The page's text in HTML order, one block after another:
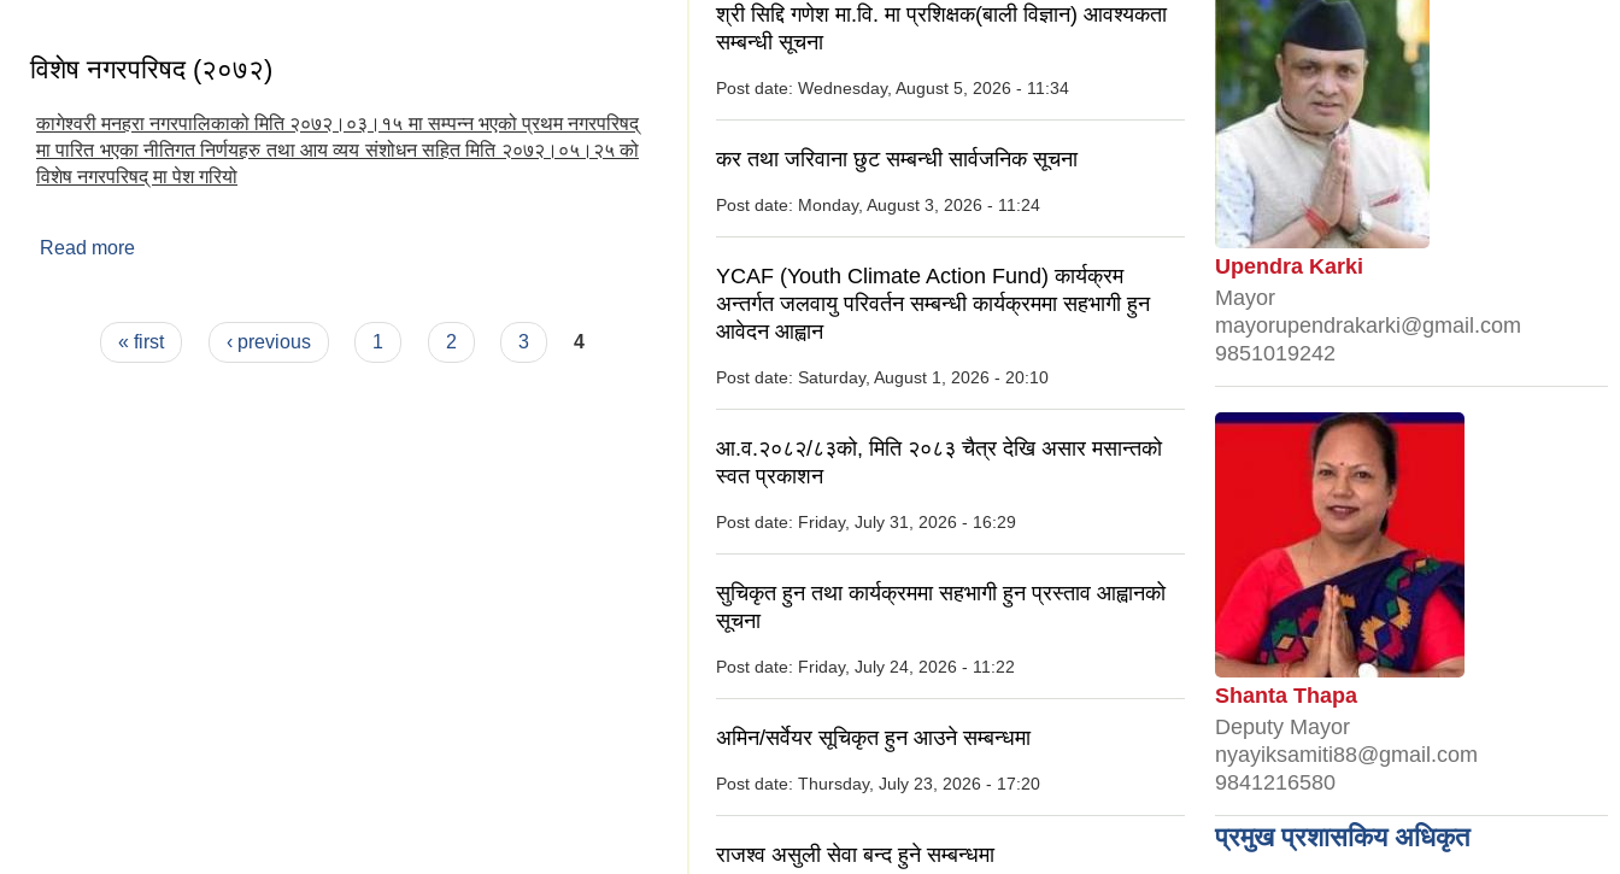
विशेष नगरपरिषद (२०७२)
कागेश्वरी मनहरा नगरपालिकाको मिति २०७२।०३।१५ मा सम्पन्न भएको प्रथम नगरपरिषद्
मा पारित भएका नीतिगत निर्णयहरु तथा आय व्यय संशोधन सहित मिति २०७२।०५।२५ को
विशेष नगरपरिषद् मा पेश गरियो
Read more
Pages« first ‹ previous 1 2 3 4
श्री सिद्दि गणेश मा.वि. मा प्रशिक्षक(बाली विज्ञान) आवश्यकता
सम्बन्धी सूचना
Post date: Wednesday, August 5, 2026 - 11:34
कर तथा जरिवाना छुट सम्बन्धी सार्वजनिक सूचना
Post date: Monday, August 3, 2026 - 11:24
YCAF (Youth Climate Action Fund) कार्यक्रम
अन्तर्गत जलवायु परिवर्तन सम्बन्धी कार्यक्रममा सहभागी हुन
आवेदन आह्वान
Post date: Saturday, August 1, 2026 - 20:10
आ.व.२०८२/८३को, मिति २०८३ चैत्र देखि असार मसान्तको
स्वत प्रकाशन
Post date: Friday, July 31, 2026 - 16:29
सुचिकृत हुन तथा कार्यक्रममा सहभागी हुन प्रस्ताव आह्वानको
सूचना
Post date: Friday, July 24, 2026 - 11:22
अमिन/सर्वेयर सूचिकृत हुन आउने सम्बन्धमा
Post date: Thursday, July 23, 2026 - 17:20
राजश्व असुली सेवा बन्द हुने सम्बन्धमा
Upendra Karki
Mayor
mayorupendrakarki@gmail.com
9851019242
Shanta Thapa
Deputy Mayor
nyayiksamiti88@gmail.com
9841216580
प्रमुख प्रशासकिय अधिकृत